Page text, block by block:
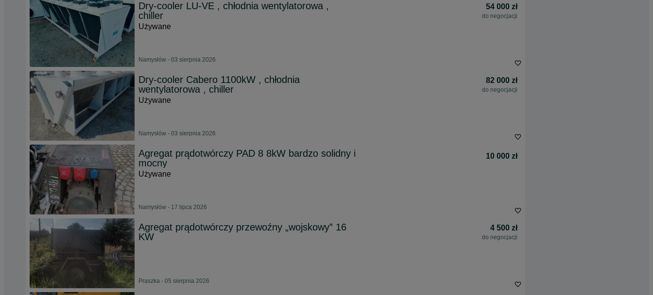
Dry-cooler LU-VE , chłodnia wentylatorowa ,
chiller
54 000 zł
do negocjacji
Używane
Namysłów - 03 sierpnia 2026
Dry-cooler Cabero 1100kW , chłodnia
wentylatorowa , chiller
82 000 zł
do negocjacji
Używane
Namysłów - 03 sierpnia 2026
Agregat prądotwórczy PAD 8 8kW bardzo solidny i
mocny
10 000 zł
Używane
Namysłów - 17 lipca 2026
Agregat prądotwórczy przewoźny „wojskowy” 16
KW
4 500 zł
do negocjacji
Praszka - 05 sierpnia 2026